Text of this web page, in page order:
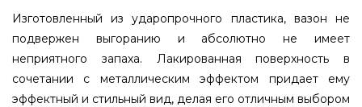
Изготовленный из ударопрочного пластика, вазон не
подвержен выгоранию и абсолютно не имеет
неприятного запаха. Лакированная поверхность в
сочетании с металлическим эффектом придает ему
эффектный и стильный вид, делая его отличным выбором